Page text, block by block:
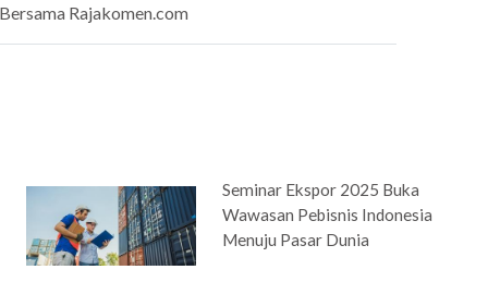
Rajakomen.com
Seminar Ekspor 2025 Buka
Wawasan Pebisnis Indonesia
Menuju Pasar Dunia